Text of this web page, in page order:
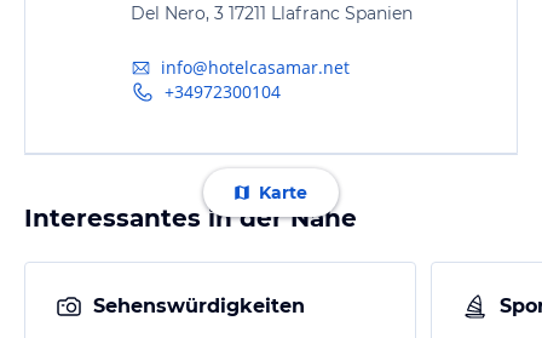
Del Nero, 3 17211 Llafranc Spanien
info@hotelcasamar.net
+34972300104
Karte
Interessantes in der Nähe
Sehenswürdigkeiten